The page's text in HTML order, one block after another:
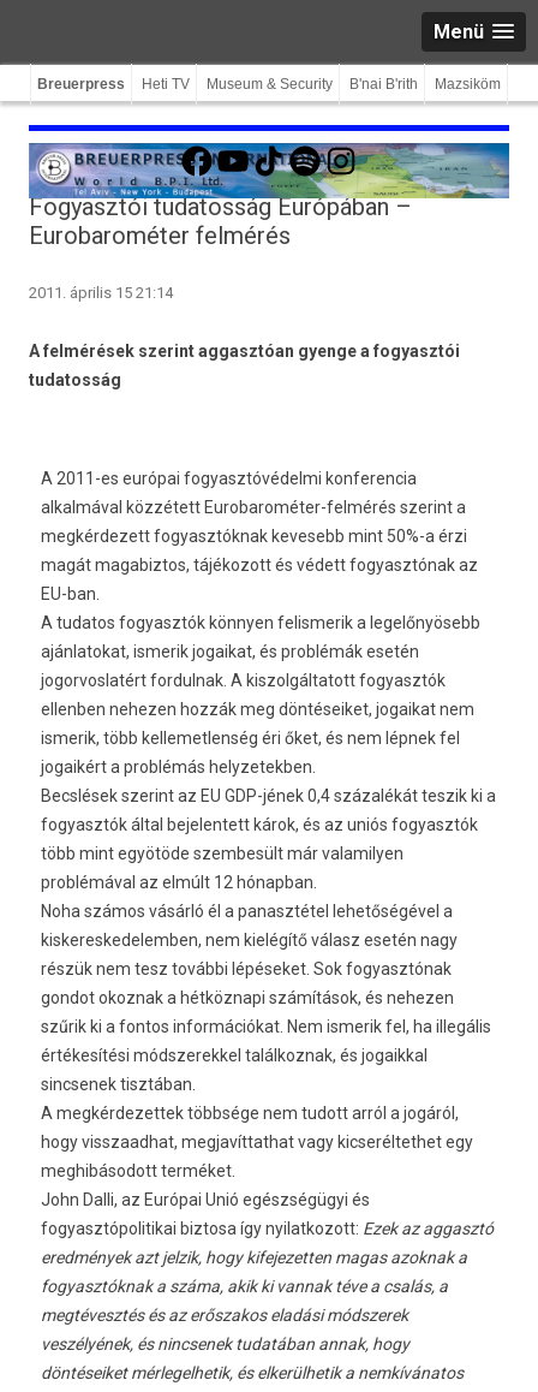
Menü
Breuerpress Heti TV Museum & Security B'nai B'rith Mazsiköm
Facebook
YouTube
TikTokSpotifyInstagram
Fogyasztói tudatosság Európában –
Eurobarométer felmérés
2011. április 15 21:14
A felmérések szerint aggasztóan gyenge a fogyasztói
tudatosság
A 2011-es európai fogyasztóvédelmi konferencia
alkalmával közzétett Eurobarométer-felmérés szerint a
megkérdezett fogyasztóknak kevesebb mint 50%-a érzi
magát magabiztos, tájékozott és védett fogyasztónak az
EU-ban.
A tudatos fogyasztók könnyen felismerik a legelőnyösebb
ajánlatokat, ismerik jogaikat, és problémák esetén
jogorvoslatért fordulnak. A kiszolgáltatott fogyasztók
ellenben nehezen hozzák meg döntéseiket, jogaikat nem
ismerik, több kellemetlenség éri őket, és nem lépnek fel
jogaikért a problémás helyzetekben.
Becslések szerint az EU GDP-jének 0,4 százalékát teszik ki a
fogyasztók által bejelentett károk, és az uniós fogyasztók
több mint egyötöde szembesült már valamilyen
problémával az elmúlt 12 hónapban.
Noha számos vásárló él a panasztétel lehetőségével a
kiskereskedelemben, nem kielégítő válasz esetén nagy
részük nem tesz további lépéseket. Sok fogyasztónak
gondot okoznak a hétköznapi számítások, és nehezen
szűrik ki a fontos információkat. Nem ismerik fel, ha illegális
értékesítési módszerekkel találkoznak, és jogaikkal
sincsenek tisztában.
A megkérdezettek többsége nem tudott arról a jogáról,
hogy visszaadhat, megjavíttathat vagy kicseréltethet egy
meghibásodott terméket.
John Dalli, az Európai Unió egészségügyi és
fogyasztópolitikai biztosa így nyilatkozott: Ezek az aggasztó
eredmények azt jelzik, hogy kifejezetten magas azoknak a
fogyasztóknak a száma, akik ki vannak téve a csalás, a
megtévesztés és az erőszakos eladási módszerek
veszélyének, és nincsenek tudatában annak, hogy
döntéseiket mérlegelhetik, és elkerülhetik a nemkívánatos